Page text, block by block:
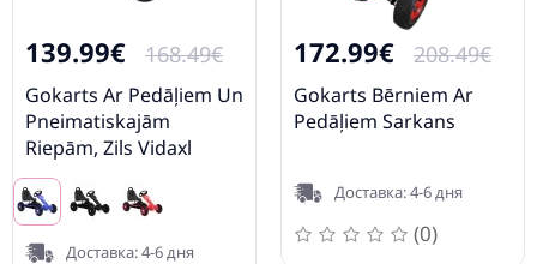
139.99€ 168.49€
Gokarts Ar Pedāļiem Un
Pneimatiskajām
Riepām, Zils Vidaxl
Доставка: 4-6 дня
172.99€ 208.49€
Gokarts Bērniem Ar
Pedāļiem Sarkans
Доставка: 4-6 дня
(0)